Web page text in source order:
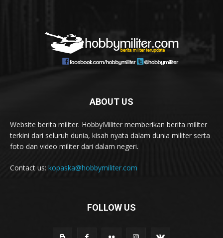
ABOUT US
Website berita militer. HobbyMiliter memberikan berita militer
terkini dari seluruh dunia, kisah nyata dalam dunia militer serta
foto dan video militer dari dalam negeri.
Contact us: kopaska@hobbymiliter.com
FOLLOW US